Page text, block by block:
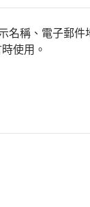
名稱、電子郵件
使用。